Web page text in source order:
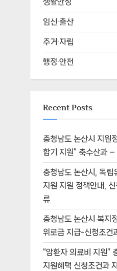
생활안정
임신·출산
주거·자립
행정·안전
Recent Posts
충청남도 논산시 지원
합기 지원” 축수산과 –
충청남도 논산시, 독립
지원 지원 정책안내,
류
충청남도 논산시 복지
위로금 지급-신청조건
“암환자 의료비 지원”
지원혜택 신청조건과